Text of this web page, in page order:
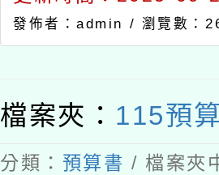
發佈者：admin / 瀏覽數：
檔案夾： 115預
分類： 預算書 / 檔案夾